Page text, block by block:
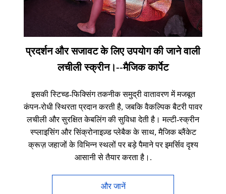
प्रदर्शन और सजावट के लिए उपयोग की जाने वाली
लचीली स्क्रीन।--मैजिक कार्पेट
इसकी स्टिच्ड-फिक्सिंग तकनीक समुद्री वातावरण में मजबूत
कंपन-रोधी स्थिरता प्रदान करती है, जबकि वैकल्पिक बैटरी पावर
लचीली और सुरक्षित केबलिंग की सुविधा देती है। मल्टी-स्क्रीन
स्प्लाइसिंग और सिंक्रोनाइज़्ड प्लेबैक के साथ, मैजिक ब्लैंकेट
क्रूज़ जहाजों के विभिन्न स्थलों पर बड़े पैमाने पर इमर्सिव दृश्य
आसानी से तैयार करता है।.
और जानें